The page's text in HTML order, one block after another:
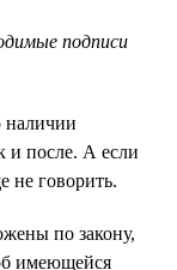
подписи
и после. А если
не говорить.
по закону,
имеющейся